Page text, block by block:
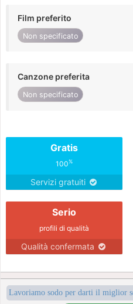
Film preferito
Non specificato
Canzone preferita
Non specificato
Gratis
100%
Servizi gratuiti
Serio
profili di qualità
Qualità confermata
Lavoriamo sodo per darti il miglior